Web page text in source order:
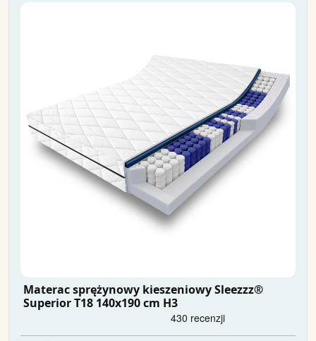
Materac sprężynowy kieszeniowy Sleezzz®
Superior T18 140x190 cm H3